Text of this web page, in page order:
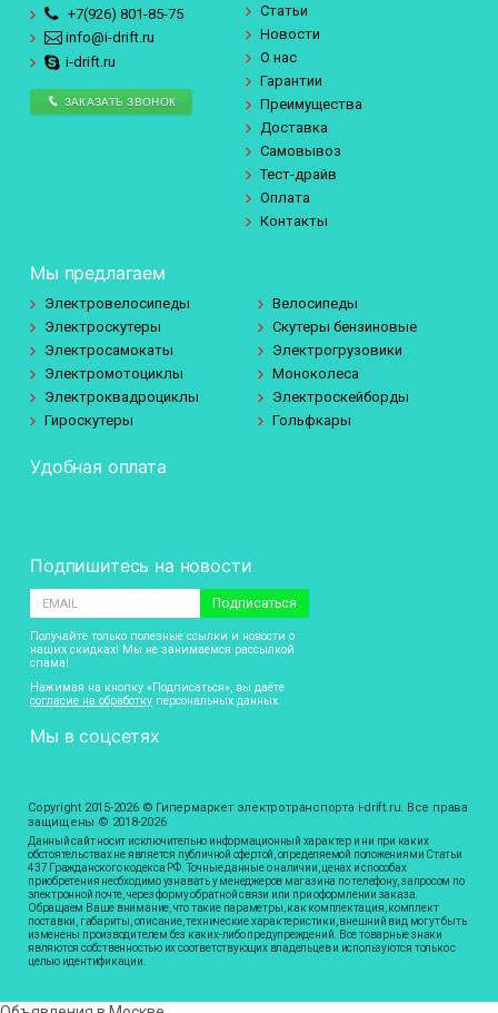
+7(926) 801-85-75
info@i-drift.ru
i-drift.ru
ЗАКАЗАТЬ ЗВОНОК
Статьи
Новости
О нас
Гарантии
Преимущества
Доставка
Самовывоз
Тест-драйв
Оплата
Контакты
Мы предлагаем
Электровелосипеды
Велосипеды
Электроскутеры
Скутеры бензиновые
Электросамокаты
Электрогрузовики
Электромотоциклы
Моноколеса
Электроквадроциклы
Электроскейборды
Гироскутеры
Гольфкары
Удобная оплата
Подпишитесь на новости
Подписаться
Получайте только полезные ссылки и новости о
наших скидках! Мы не занимаемся рассылкой
спама!
Нажимая на кнопку «Подписаться», вы даёте
согласие на обработку персональных данных.
Мы в соцсетях
Copyright 2015-2026 © Гипермаркет электротранспорта i-drift.ru. Все права
защищены © 2018-2026
Данный сайт носит исключительно информационный характер и ни при каких
обстоятельствах не является публичной офертой, определяемой положениями Статьи
437 Гражданского кодекса РФ. Точные данные о наличии, ценах и способах
приобретения необходимо узнавать у менеджеров магазина по телефону, запросом по
электронной почте, через форму обратной связи или при оформлении заказа.
Обращаем Ваше внимание, что такие параметры, как комплектация, комплект
поставки, габариты, описание, технические характеристики, внешний вид могут быть
изменены производителем без каких-либо предупреждений. Все товарные знаки
являются собственностью их соответствующих владельцев и используются только с
целью идентификации.